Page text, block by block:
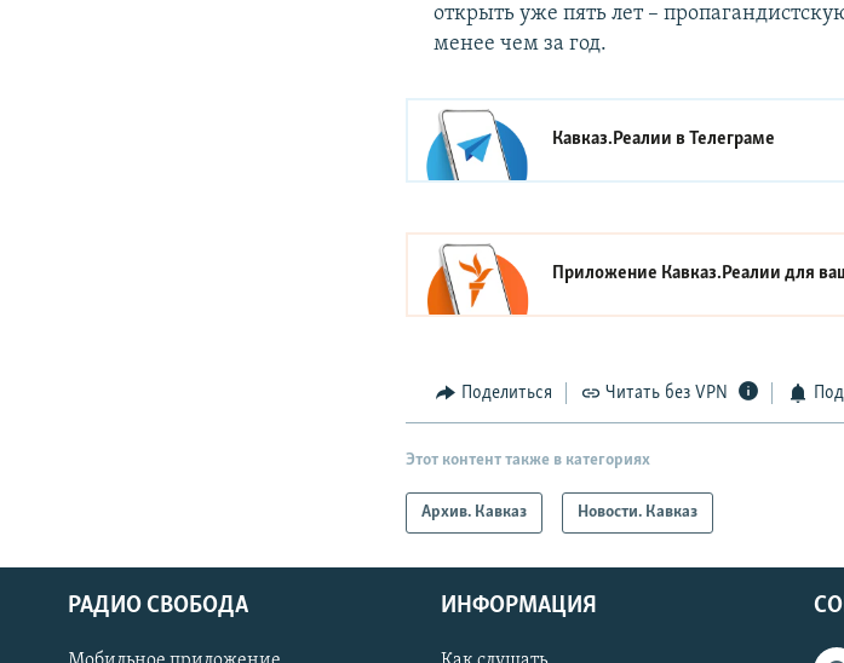
открыть уже пять лет –
менее чем за год.
Кавказ.Реалии вТелеграме
Приложение Кавказ.Реалии для
Поделиться Читать без VPN
Этот контент также в категориях
Архив. Кавказ Новости. Кавказ
РАДИО СВОБОДА ИНФОРМАЦИЯ